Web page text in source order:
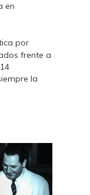
en
por
frente a
la